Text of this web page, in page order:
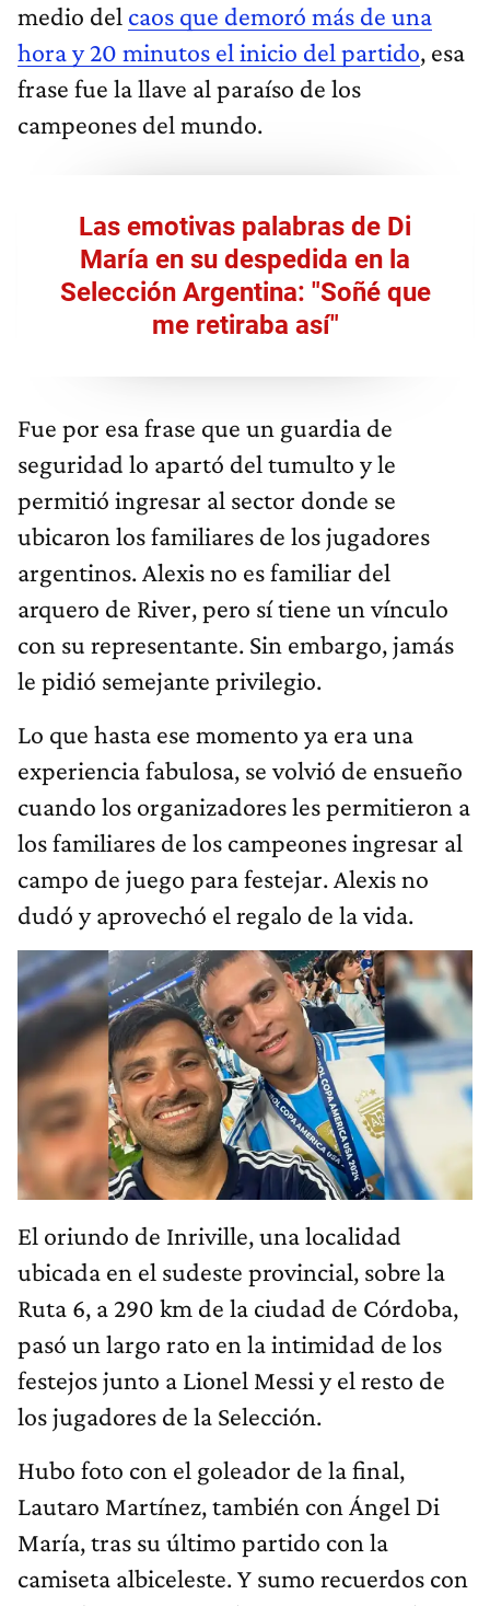
medio del caos que demoró más de una
hora y 20 minutos el inicio del partido, esa
frase fue la llave al paraíso de los
campeones del mundo.
Las emotivas palabras de Di
María en su despedida en la
Selección Argentina: "Soñé que
me retiraba así"
Fue por esa frase que un guardia de
seguridad lo apartó del tumulto y le
permitió ingresar al sector donde se
ubicaron los familiares de los jugadores
argentinos. Alexis no es familiar del
arquero de River, pero sí tiene un vínculo
con su representante. Sin embargo, jamás
le pidió semejante privilegio.
Lo que hasta ese momento ya era una
experiencia fabulosa, se volvió de ensueño
cuando los organizadores les permitieron a
los familiares de los campeones ingresar al
campo de juego para festejar. Alexis no
dudó y aprovechó el regalo de la vida.
El oriundo de Inriville, una localidad
ubicada en el sudeste provincial, sobre la
Ruta 6, a 290 km de la ciudad de Córdoba,
pasó un largo rato en la intimidad de los
festejos junto a Lionel Messi y el resto de
los jugadores de la Selección.
Hubo foto con el goleador de la final,
Lautaro Martínez, también con Ángel Di
María, tras su último partido con la
camiseta albiceleste. Y sumo recuerdos con